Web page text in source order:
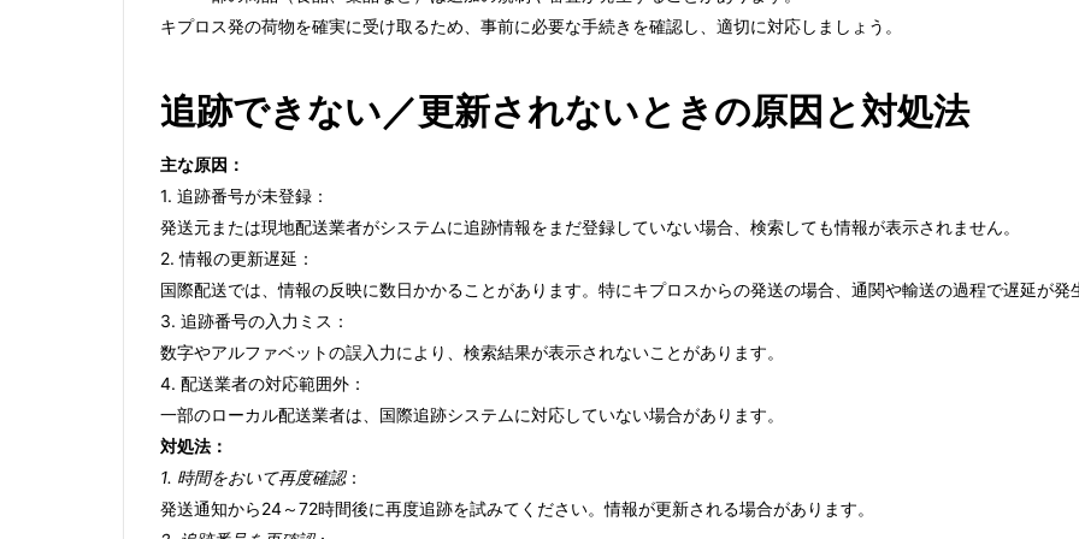
キプロス発の荷物を確実に受け取るため、事前に必要な手続きを確認し、適切に対応しましょう。
追跡できない／更新されないときの原因と対処法
主な原因：
1. 追跡番号が未登録：
発送元または現地配送業者がシステムに追跡情報をまだ登録していない場合、検索しても情報が表示されません。
2. 情報の更新遅延：
国際配送では、情報の反映に数日かかることがあります。特にキプロスからの発送の場合、通関や輸送の過程で遅延が発
3. 追跡番号の入力ミス：
数字やアルファベットの誤入力により、検索結果が表示されないことがあります。
4. 配送業者の対応範囲外：
一部のローカル配送業者は、国際追跡システムに対応していない場合があります。
対処法：
1. 時間をおいて再度確認：
発送通知から24～72時間後に再度追跡を試みてください。情報が更新される場合があります。